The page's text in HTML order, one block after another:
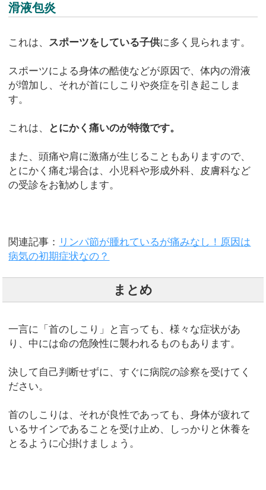
滑液包炎
これは、 スポーツをしている子供に多く見られます。
スポーツによる身体の酷使などが原因で、体内の滑液
が増加し、それが首にしこりや炎症を引き起こしま
す。
これは、 とにかく痛いのが特徴です。
また、頭痛や肩に激痛が生じることもありますので、
とにかく痛む場合は、小児科や形成外科、皮膚科など
の受診をお勧めします。
関連記事：
リンパ節が腫れているが痛みなし！原因は
病気の初期症状なの？
まとめ
一言に「首のしこり」と言っても、様々な症状があ
り、中には命の危険性に襲われるものもあります。
決して自己判断せずに、すぐに病院の診察を受けてく
ださい。
首のしこりは、それが良性であっても、身体が疲れて
いるサインであることを受け止め、しっかりと休養を
とるように心掛けましょう。